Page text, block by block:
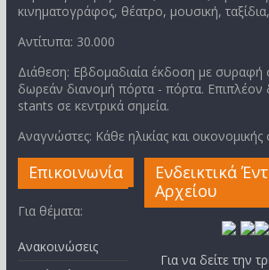
κινηματογράφος, θέατρο, μουσική,
Αντίτυπα: 30.000
Διάθεση: Εβδομαδιαία έκδοση με συραφή
δωρεάν διανομή πόρτα - πόρτα. Επιπλέον
stants σε κεντρικά σημεία.
Αναγνώστες: Κάθε ηλικίας και οικονομικής
Επικοινωνία
Για θέματα:
Ανακοινώσεις
Ενδεικτικά
Αρχείου
Για να δείτε την